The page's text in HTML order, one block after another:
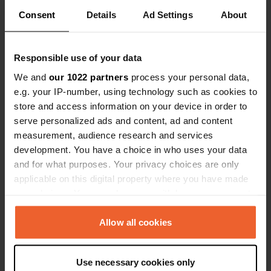
Consent Details Ad Settings About
Responsible use of your data
We and our 1022 partners process your personal data,
e.g. your IP-number, using technology such as cookies to
store and access information on your device in order to
serve personalized ads and content, ad and content
measurement, audience research and services
development. You have a choice in who uses your data
and for what purposes. Your privacy choices are only
applicable on this digital property where you have made
any time from the Cookie Declaration or by clicking on
the Privacy trigger icon.
Collect information about your geographical location
Allow all cookies
Use necessary cookies only
un verre. On entend bien l'autoroute,
mais le parking est quasiment gratuit.
quatre autres campeurs. Un
pied.
Contact
Emplacement
Triester Straße 1
9241, Wernberg, Autriche
Coordonnées
46° 37' 30" N 13° 55' 44" E
46.62501 13.929